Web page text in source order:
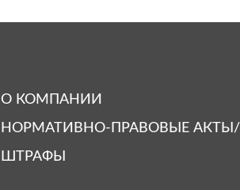
О КОМПАНИИ
НОРМАТИВНО-ПРАВОВЫЕ АКТЫ/
ШТРАФЫ